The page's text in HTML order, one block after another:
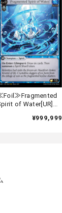
of Water[UR]
¥999,999